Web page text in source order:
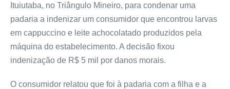
Ituiutaba, no Triângulo Mineiro, para condenar uma
padaria a indenizar um consumidor que encontrou larvas
em cappuccino e leite achocolatado produzidos pela
máquina do estabelecimento. A decisão fixou
indenização de R$ 5 mil por danos morais.
O consumidor relatou que foi à padaria com a filha e a